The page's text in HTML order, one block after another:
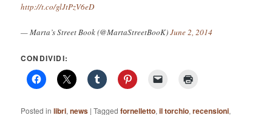
http://t.co/glJtPzV6eD
— Marta’s Street Book (@MartaStreetBooK)June 2, 2014
CONDIVIDI:
Posted in libri,news |Tagged fornelletto,il torchio,recensioni,